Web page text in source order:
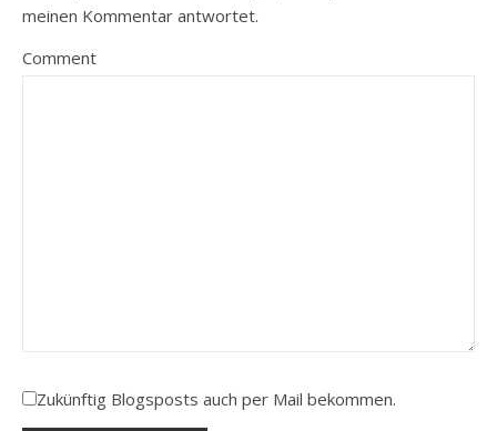
meinen Kommentar antwortet.
Comment
Zukünftig Blogsposts auch per Mail bekommen.